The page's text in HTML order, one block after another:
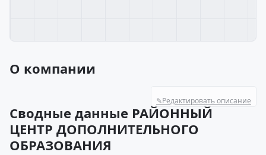
О компании
✎Редактировать описание
Сводные данные РАЙОННЫЙ
ЦЕНТР ДОПОЛНИТЕЛЬНОГО
ОБРАЗОВАНИЯ